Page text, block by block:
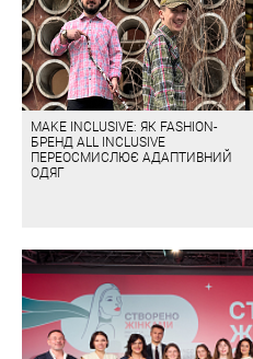
MAKE INCLUSIVE: ЯК FASHION-
БРЕНД ALL INCLUSIVE
ПЕРЕОСМИСЛЮЄ АДАПТИВНИЙ
ОДЯГ